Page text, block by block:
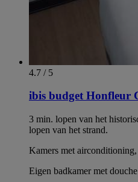
4.7 / 5
ibis budget Honfleur
3 min. lopen van het
lopen van het strand.
Kamers met
Eigen badkamer met